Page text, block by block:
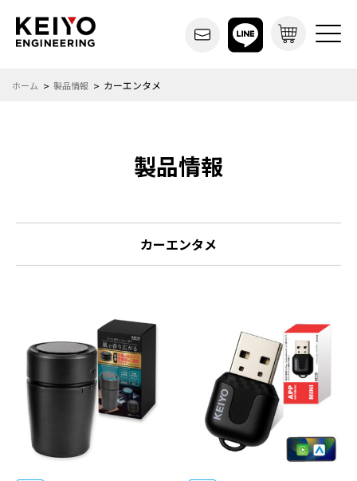
ホーム 製品情報 カーエンタメ
製品情報
カーエンタメ